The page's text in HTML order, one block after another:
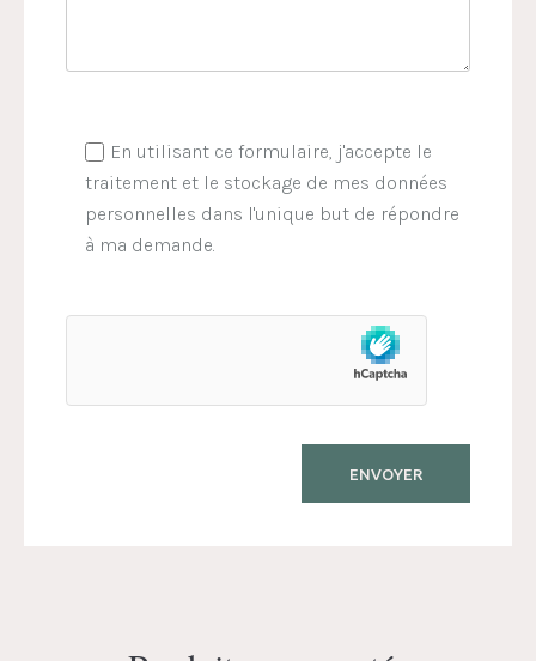
En utilisant ce formulaire, j'accepte le
traitement et le stockage de mes données
personnelles dans l'unique but de répondre
à ma demande.